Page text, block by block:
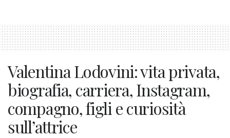
Valentina Lodovini: vita privata,
biografia, carriera, Instagram,
compagno, figli e curiosità
sull’attrice